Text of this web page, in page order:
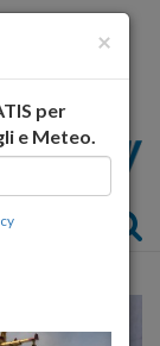
×
per
e Meteo.